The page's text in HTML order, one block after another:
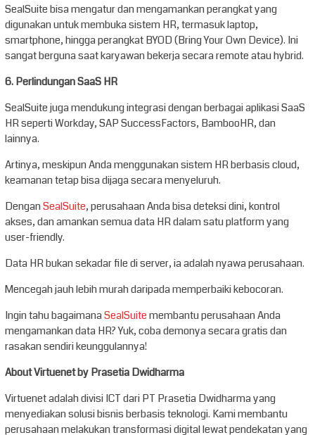
SealSuite bisa mengatur dan mengamankan perangkat yang
digunakan untuk membuka sistem HR, termasuk laptop,
smartphone, hingga perangkat BYOD (Bring Your Own Device). Ini
sangat berguna saat karyawan bekerja secara remote atau hybrid.
6. Perlindungan SaaS HR
SealSuite juga mendukung integrasi dengan berbagai aplikasi SaaS
HR seperti Workday, SAP SuccessFactors, BambooHR, dan
lainnya.
Artinya, meskipun Anda menggunakan sistem HR berbasis cloud,
keamanan tetap bisa dijaga secara menyeluruh.
DenganSealSuite, perusahaan Anda bisa deteksi dini, kontrol
akses, dan amankan semua data HR dalam satu platform yang
user-friendly.
Data HR bukan sekadar file di server, ia adalah nyawa perusahaan.
Mencegah jauh lebih murah daripada memperbaiki kebocoran.
Ingin tahu bagaimanaSealSuitemembantu perusahaan Anda
mengamankan data HR? Yuk, coba demonya secara gratis dan
rasakan sendiri keunggulannya!
About Virtuenet by Prasetia Dwidharma
Virtuenet adalah divisi ICT dari PT Prasetia Dwidharma yang
menyediakan solusi bisnis berbasis teknologi. Kami membantu
perusahaan melakukan transformasi digital lewat pendekatan yang